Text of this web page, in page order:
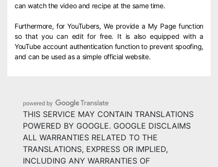
can watch the video and recipe at the same time.
Furthermore, for YouTubers, We provide a My Page function
so that you can edit for free. It is also equipped with a
YouTube account authentication function to prevent spoofing,
and can be used as a simple official website.
THIS SERVICE MAY CONTAIN TRANSLATIONS
POWERED BY GOOGLE. GOOGLE DISCLAIMS
ALL WARRANTIES RELATED TO THE
TRANSLATIONS, EXPRESS OR IMPLIED,
INCLUDING ANY WARRANTIES OF